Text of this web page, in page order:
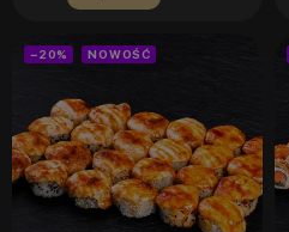
−20% NOWOŚĆ